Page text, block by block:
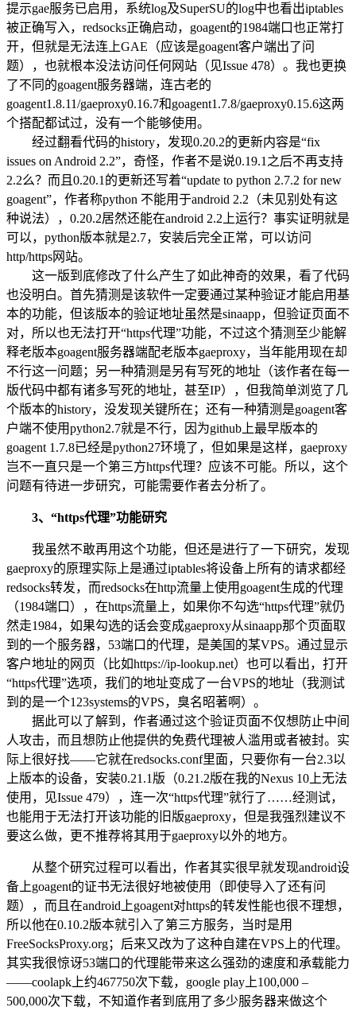
提示gae服务已启用，系统log及SuperSU的log中也看出iptables
被正确写入，redsocks正确启动，goagent的1984端口也正常打
开，但就是无法连上GAE（应该是goagent客户端出了问
题），也就根本没法访问任何网站（见Issue 478）。我也更换
了不同的goagent服务器端，连古老的
goagent1.8.11/gaeproxy0.16.7和goagent1.7.8/gaeproxy0.15.6这两
个搭配都试过，没有一个能够使用。
经过翻看代码的history，发现0.20.2的更新内容是“fix
issues on Android 2.2”，奇怪，作者不是说0.19.1之后不再支持
2.2么？而且0.20.1的更新还写着“update to python 2.7.2 for new
goagent”，作者称python 不能用于android 2.2（未见别处有这
种说法），0.20.2居然还能在android 2.2上运行？事实证明就是
可以，python版本就是2.7，安装后完全正常，可以访问
http/https网站。
这一版到底修改了什么产生了如此神奇的效果，看了代码
也没明白。首先猜测是该软件一定要通过某种验证才能启用基
本的功能，但该版本的验证地址虽然是sinaapp，但验证页面不
对，所以也无法打开“https代理”功能，不过这个猜测至少能解
释老版本goagent服务器端配老版本gaeproxy，当年能用现在却
不行这一问题；另一种猜测是另有写死的地址（该作者在每一
版代码中都有诸多写死的地址，甚至IP），但我简单浏览了几
个版本的history，没发现关键所在；还有一种猜测是goagent客
户端不使用python2.7就是不行，因为github上最早版本的
goagent 1.7.8已经是python27环境了，但如果是这样，gaeproxy
岂不一直只是一个第三方https代理？应该不可能。所以，这个
问题有待进一步研究，可能需要作者去分析了。
3、“https代理”功能研究
我虽然不敢再用这个功能，但还是进行了一下研究，发现
gaeproxy的原理实际上是通过iptables将设备上所有的请求都经
redsocks转发，而redsocks在http流量上使用goagent生成的代理
（1984端口），在https流量上，如果你不勾选“https代理”就仍
然走1984，如果勾选的话会变成gaeproxy从sinaapp那个页面取
到的一个服务器，53端口的代理，是美国的某VPS。通过显示
客户地址的网页（比如https://ip-lookup.net）也可以看出，打开
“https代理”选项，我们的地址变成了一台VPS的地址（我测试
到的是一个123systems的VPS，臭名昭著啊）。
据此可以了解到，作者通过这个验证页面不仅想防止中间
人攻击，而且想防止他提供的免费代理被人滥用或者被封。实
际上很好找——它就在redsocks.conf里面，只要你有一台2.3以
上版本的设备，安装0.21.1版（0.21.2版在我的Nexus 10上无法
使用，见Issue 479），连一次“https代理”就行了……经测试，
也能用于无法打开该功能的旧版gaeproxy，但是我强烈建议不
要这么做，更不推荐将其用于gaeproxy以外的地方。
从整个研究过程可以看出，作者其实很早就发现android设
备上goagent的证书无法很好地被使用（即使导入了还有问
题），而且在android上goagent对https的转发性能也很不理想，
所以他在0.10.2版本就引入了第三方服务，当时是用
FreeSocksProxy.org；后来又改为了这种自建在VPS上的代理。
其实我很惊讶53端口的代理能带来这么强劲的速度和承载能力
——coolapk上约467750次下载，google play上100,000 –
500,000次下载，不知道作者到底用了多少服务器来做这个